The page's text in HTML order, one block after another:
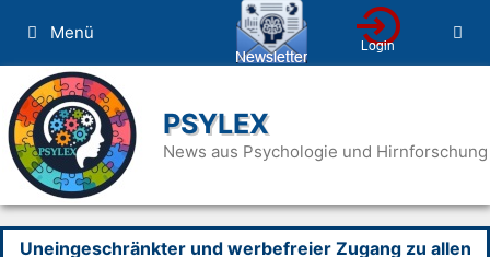
Inhalt
springen
Menü
PSYLEX
News aus Psychologie und Hirnforschung
Uneingeschränkter und werbefreier Zugang zu allen